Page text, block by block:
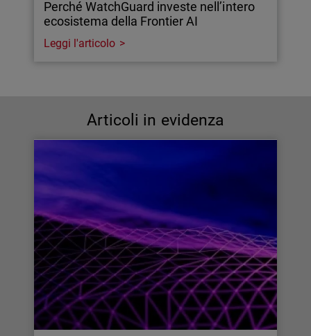
Perché WatchGuard investe nell’intero
ecosistema della Frontier AI
Leggi l'articolo
Articoli in evidenza